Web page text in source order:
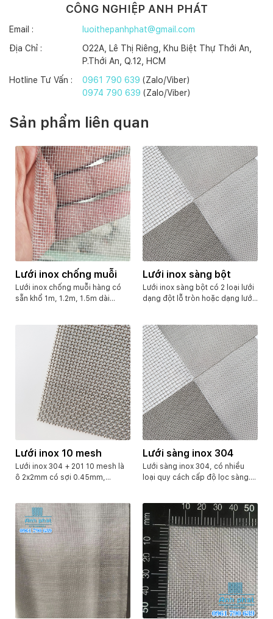
CÔNG NGHIỆP ANH PHÁT
Email :
luoithepanhphat@gmail.com
Địa Chỉ :
O22A, Lê Thị Riêng, Khu Biệt Thự Thới An,
P.Thới An, Q.12, HCM
Hotline Tư Vấn :
0961 790 639 (Zalo/Viber)
0974 790 639 (Zalo/Viber)
Sản phẩm liên quan
Lưới inox chống muỗi
Lưới inox chống muỗi hàng có
sẵn khổ 1m, 1.2m, 1.5m dài
0.35mm. Ngoài ra còn nhiều quy
cách khác. Chúng tôi có bỏ sỉ lẻ.
Lưới inox sàng bột
Lưới inox sàng bột có 2 loại lưới
dạng đột lỗ tròn hoặc dạng lưới
cấp độ lọc khác nhau, ô từ
50mesh, 100mesh, 200mesh,
cho đến 300mesh, 400mesh.
Hoặc lỗ lớn hơn như từ 0.5mm –
5mm. Đối với lưới dạng đột lỗ
tròn thì ô từ 0.2mm – 5mm…
Lưới inox 10 mesh
Lưới inox 304 + 201 10 mesh là
ô 2x2mm có sợi 0.45mm,
30m.
Lưới sàng inox 304
Lưới sàng inox 304, có nhiều
loại quy cách cấp độ lọc sàng.
theo nhu cầu của quy khách.
Lưới có khổ 1m và 1.2m chiều
dài cuộn 30m. Kích thước sợi
lưới phụ thuộc vào kích cỡ của ô
lưới ra sao.